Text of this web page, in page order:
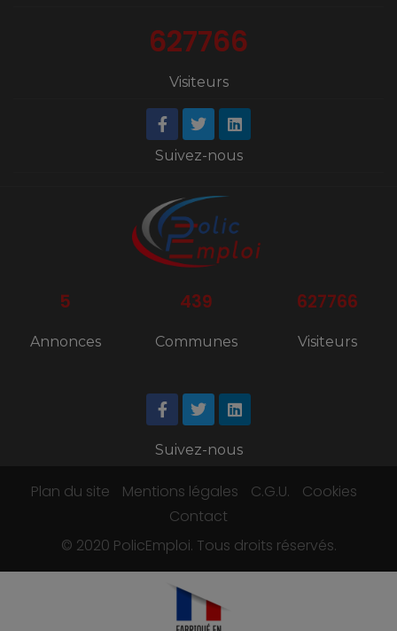
627766
Visiteurs
Suivez-nous
5
Annonces
439
Communes
627766
Visiteurs
Suivez-nous
© 2020 PolicEmploi. Tous droits réservés.
Plan du site Mentions légales C.G.U.
Cookies
Contact